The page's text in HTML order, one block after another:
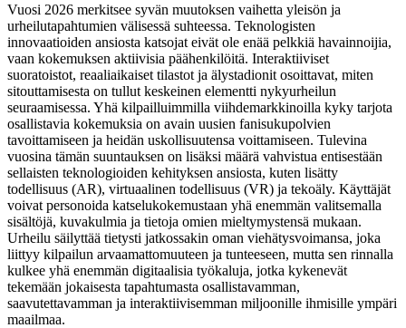
Vuosi 2026 merkitsee syvän muutoksen vaihetta yleisön ja
urheilutapahtumien välisessä suhteessa. Teknologisten
innovaatioiden ansiosta katsojat eivät ole enää pelkkiä havainnoijia,
vaan kokemuksen aktiivisia päähenkilöitä. Interaktiiviset
suoratoistot, reaaliaikaiset tilastot ja älystadionit osoittavat, miten
sitouttamisesta on tullut keskeinen elementti nykyurheilun
seuraamisessa. Yhä kilpailluimmilla viihdemarkkinoilla kyky tarjota
osallistavia kokemuksia on avain uusien fanisukupolvien
tavoittamiseen ja heidän uskollisuutensa voittamiseen. Tulevina
vuosina tämän suuntauksen on lisäksi määrä vahvistua entisestään
sellaisten teknologioiden kehityksen ansiosta, kuten lisätty
todellisuus (AR), virtuaalinen todellisuus (VR) ja tekoäly. Käyttäjät
voivat personoida katselukokemustaan yhä enemmän valitsemalla
sisältöjä, kuvakulmia ja tietoja omien mieltymystensä mukaan.
Urheilu säilyttää tietysti jatkossakin oman viehätysvoimansa, joka
liittyy kilpailun arvaamattomuuteen ja tunteeseen, mutta sen rinnalla
kulkee yhä enemmän digitaalisia työkaluja, jotka kykenevät
tekemään jokaisesta tapahtumasta osallistavamman,
saavutettavamman ja interaktiivisemman miljoonille ihmisille ympäri
maailmaa.